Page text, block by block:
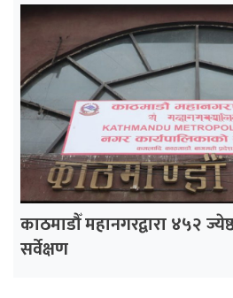
काठमाडौँ महानगरद्वारा ४५२
सर्वेक्षण